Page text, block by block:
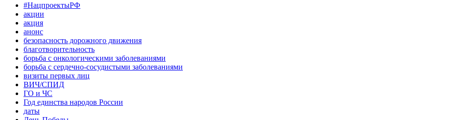
#НацпроектыРФ
акции
акция
анонс
безопасность дорожного движения
благотворительность
борьба с онкологическими заболеваниями
борьба с сердечно-сосудистыми заболеваниями
визиты первых лиц
ВИЧ/СПИД
ГО и ЧС
Год единства народов России
даты